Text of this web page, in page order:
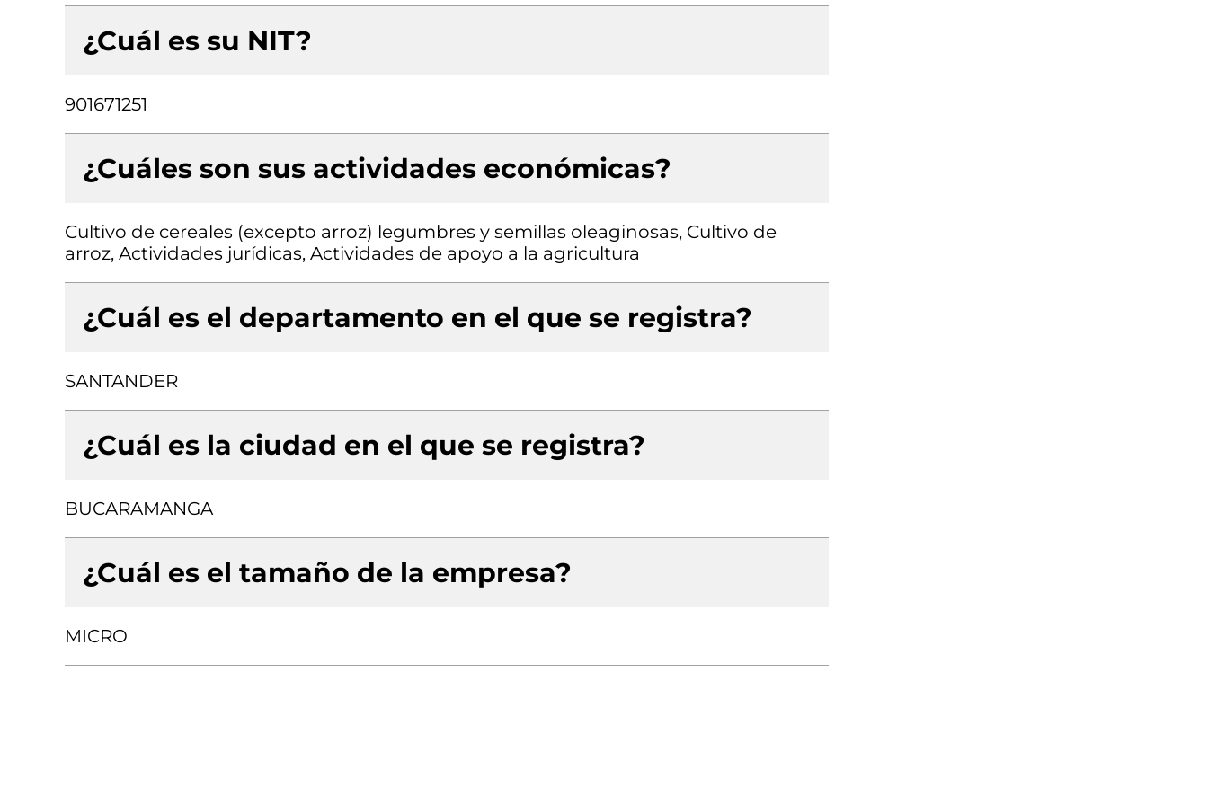
¿Cuál es su NIT?
901671251
¿Cuáles son sus actividades económicas?
Cultivo de cereales (excepto arroz) legumbres y semillas oleaginosas, Cultivo de
arroz, Actividades jurídicas, Actividades de apoyo a la agricultura
¿Cuál es el departamento en el que se registra?
SANTANDER
¿Cuál es la ciudad en el que se registra?
BUCARAMANGA
¿Cuál es el tamaño de la empresa?
MICRO